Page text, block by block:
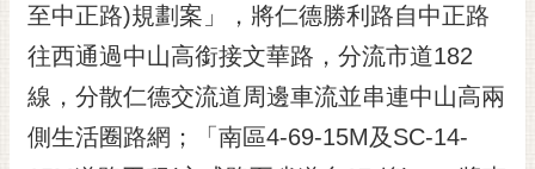
網
站
導
覽
至中正路)規劃案」，將仁德勝利路自中正路
往西通過中山高銜接文華路，分流市道182
線，分散仁德交流道周邊車流並串連中山高兩
側生活圈路網；「南區4-69-15M及SC-14-